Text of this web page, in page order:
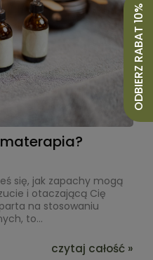
się, jak zapachy mogą
i otaczającą Cię
na stosowaniu
to...
czytaj całość »
ODBIERZ RABAT 10%